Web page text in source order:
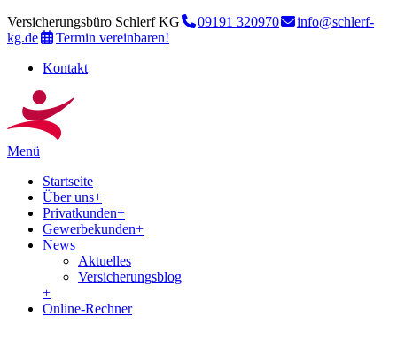
Versicherungsbüro Schlerf KG 09191 320970
info@schlerf-
kg.de
Termin vereinbaren!
Kontakt
Menü
Startseite
Über uns+
Privatkunden+
Gewerbekunden+
News
Aktuelles
Versicherungsblog
+
Online-Rechner